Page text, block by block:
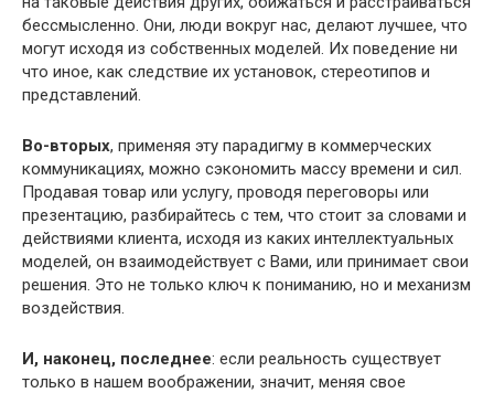
бессмысленно. Они, люди вокруг нас, делают лучшее, что
могут исходя из собственных моделей. Их поведение ни
что иное, как следствие их установок, стереотипов и
представлений.
Во-вторых, применяя эту парадигму в коммерческих
коммуникациях, можно сэкономить массу времени и сил.
Продавая товар или услугу, проводя переговоры или
презентацию, разбирайтесь с тем, что стоит за словами и
действиями клиента, исходя из каких интеллектуальных
моделей, он взаимодействует с Вами, или принимает свои
решения. Это не только ключ к пониманию, но и механизм
воздействия.
И, наконец, последнее: если реальность существует
только в нашем воображении, значит, меняя свое